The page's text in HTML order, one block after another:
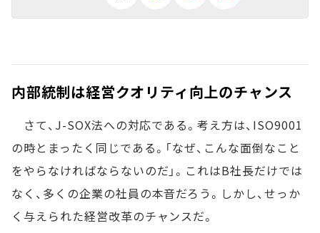
内部統制は経営クオリティ向上のチャンス
さて、J-SOX法への対応である。考え方は、ISO9001
の時とまったく同じである。「なぜ、こんな面倒なこと
をやらなければならないのだ」。これはB社長だけでは
なく、多くの企業の社員の本音だろう。しかし、せっか
く与えられた経営改革のチャンスだ。